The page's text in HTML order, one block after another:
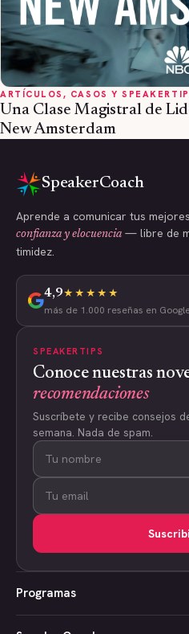
ARTÍCULOS, CASOS Y
Una Clase Magistral de
New Amsterdam
SpeakerCoach
Aprende a comunicar tus
confianza y elocuencia — libre de
timidez.
4,9★★★★★
más de 1.000 reseñas en
SPEAKERTIPS
Conoce nuestras
recomendaciones
Suscríbete y recibe consejos
semana. Nada de spam.
Programas